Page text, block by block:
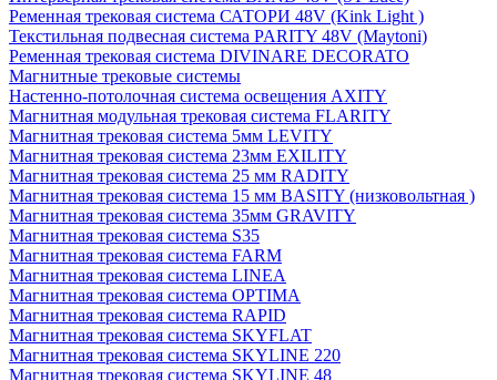
Ременная трековая система САТОРИ 48V (Kink Light )
Текстильная подвесная система PARITY 48V (Maytoni)
Ременная трековая система DIVINARE DECORATO
Магнитные трековые системы
Настенно-потолочная система освещения AXITY
Магнитная модульная трековая система FLARITY
Магнитная трековая система 5мм LEVITY
Магнитная трековая система 23мм EXILITY
Магнитная трековая система 25 мм RADITY
Магнитная трековая система 15 мм BASITY (низковольтная )
Магнитная трековая система 35мм GRAVITY
Магнитная трековая система S35
Магнитная трековая система FARM
Магнитная трековая система LINEA
Магнитная трековая система OPTIMA
Магнитная трековая система RAPID
Магнитная трековая система SKYFLAT
Магнитная трековая система SKYLINE 220
Магнитная трековая система SKYLINE 48